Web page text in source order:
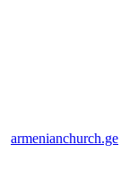
armenianchurch.ge